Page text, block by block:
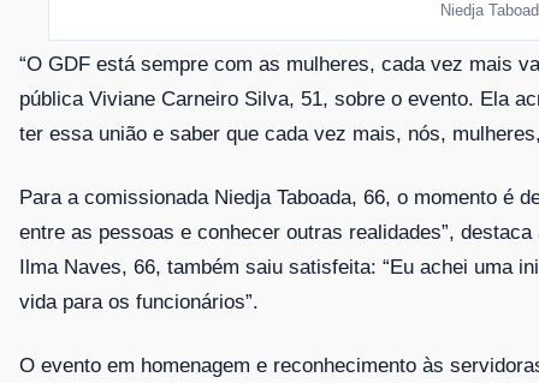
Niedja
“O GDF está sempre com as mulheres, cada vez mais
pública Viviane Carneiro Silva, 51, sobre o evento. Ela
ter essa união e saber que cada vez mais, nós,
Para a comissionada Niedja Taboada, 66, o momento é
entre as pessoas e conhecer outras realidades”,
Ilma Naves, 66, também saiu satisfeita: “Eu achei uma
vida para os funcionários”.
O evento em homenagem e reconhecimento às